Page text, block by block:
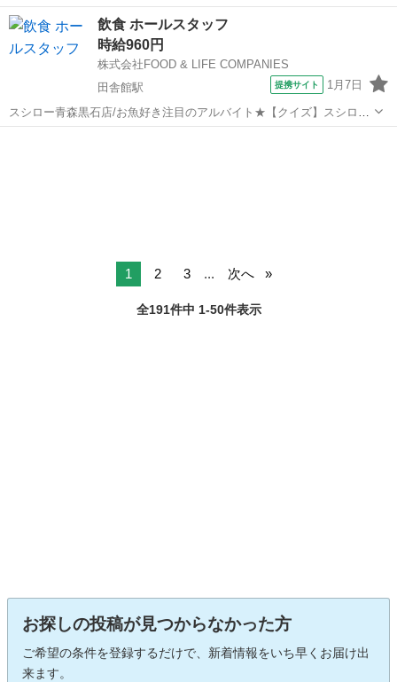
ッフ/週2日3時間～OK/給与前払い制度あり 【朝から昼までや昼間だけ
など働きたい時間だけでOK】 あなたも1度は食べたことがある回転す
しのスシロー 週2日3時...
青森 レストラン
飲食 ホールスタッフ
時給960円
株式会社FOOD & LIFE COMPANIES
田舎館駅
提携サイト 1月7日
スシロー青森黒石店/お魚好き注目のアルバイト★【クイズ】スシロー
人気上位のはまちってどんな魚？/給与前払い制度あり 人気ネタランキ
1 2 3 ... 次へ
全191件中 1-50件表示
お探しの投稿が見つからなかった方
ご希望の条件を登録するだけで、新着情報をいち早くお届け出
来ます。